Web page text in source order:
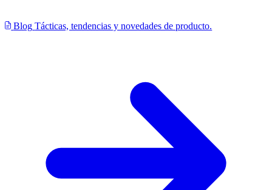
Blog Tácticas, tendencias y novedades de producto.